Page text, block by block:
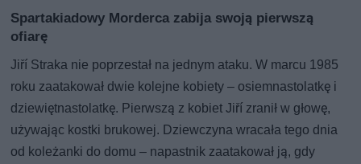
Spartakiadowy Morderca zabija swoją pierwszą
ofiarę
Jiří Straka nie poprzestał na jednym ataku. W marcu 1985
roku zaatakował dwie kolejne kobiety – osiemnastolatkę i
dziewiętnastolatkę. Pierwszą z kobiet Jiří zranił w głowę,
używając kostki brukowej. Dziewczyna wracała tego dnia
od koleżanki do domu – napastnik zaatakował ją, gdy